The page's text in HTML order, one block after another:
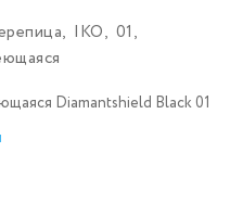
, IKO, 01,
Diamantshield Black 01